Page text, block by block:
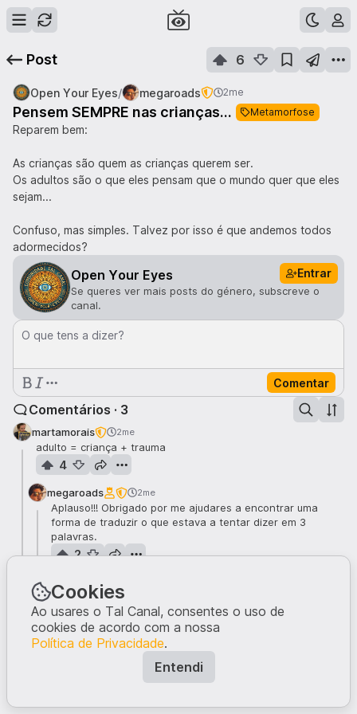
Post 6
Open Your Eyes/ megaroads 2me
Pensem SEMPRE nas crianças... Metamorfose
Reparem bem:
As crianças são quem as crianças querem ser.
Os adultos são o que eles pensam que o mundo quer que eles
sejam...
Confuso, mas simples. Talvez por isso é que andemos todos
adormecidos?
Open Your Eyes Entrar
Se queres ver mais posts do género, subscreve o
canal.
O que tens a dizer?
Comentar
Comentários · 3
martamorais 2me
adulto = criança + trauma
4
megaroads 2me
Aplauso!!! Obrigado por me ajudares a encontrar uma
forma de traduzir o que estava a tentar dizer em 3
palavras.
2
É que não podia ser mais certo
1
Cookies
Ao usares o Tal Canal, consentes o uso de
cookies de acordo com a nossa
Política de Privacidade.
Entendi